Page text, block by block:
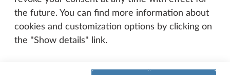
the future. You can find more information about
cookies and customization options by clicking on
the "Show details" link.
hasta tres camas con una capacidad de carga de
100 kg cada una. Mediante un sistema de perfiles
encajables se obtienen en unos instantes dos camas